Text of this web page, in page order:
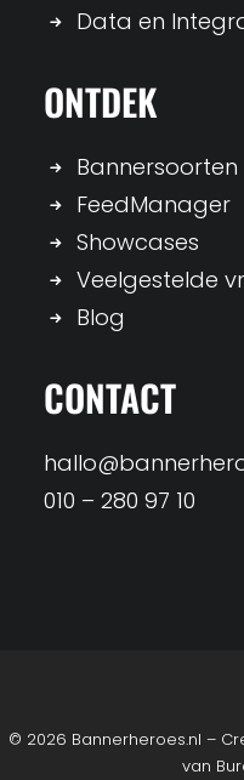
Data en
ONTDEK
Bannersoorten
FeedManager
Showcases
Veelgestelde
Blog
CONTACT
010 – 280 97 10
© 2026 Bannerheroes.nl –
van